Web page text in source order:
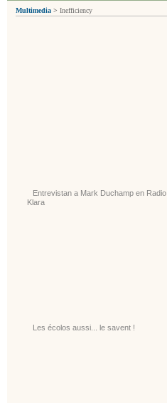
Multimedia > Inefficiency
Entrevistan a Mark Duchamp en Radio
Klara
Les écolos aussi... le savent !